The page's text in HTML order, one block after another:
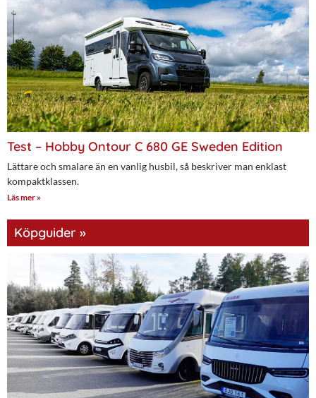
Test – Hobby Ontour C 680 GE Sweden Edition
Lättare och smalare än en vanlig husbil, så beskriver man enklast
kompaktklassen.
Läs mer »
Köpguider »